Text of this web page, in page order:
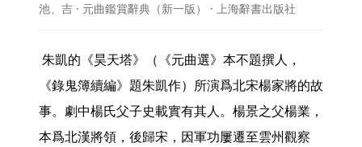
池、吉 · 元曲鑑賞辭典（新一版） · 上海辭書出版社
《錄鬼簿續編》題朱凱作）所演爲北宋楊家將的故
事。劇中楊氏父子史載實有其人。楊景之父楊業，
本爲北漢將領，後歸宋，因軍功屢遷至雲州觀察